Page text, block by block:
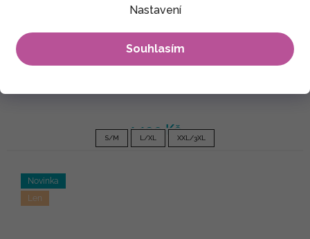
Nastavení
Souhlasím
1 190 Kč
S/M L/XL XXL/3XL
Novinka
Len